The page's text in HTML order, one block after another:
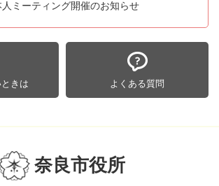
ミーティング開催のお知らせ
きは よくある質問
奈良市役所